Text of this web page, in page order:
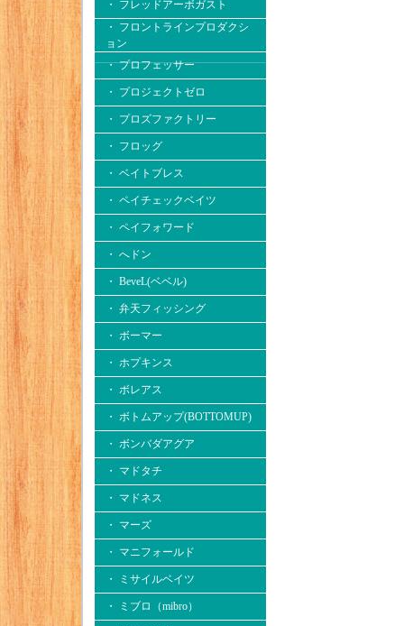
・ フレッドアーボガスト
・ フロントラインプロダクシ
ョン
・ プロフェッサー
・ プロジェクトゼロ
・ プロズファクトリー
・ フロッグ
・ ベイトブレス
・ ペイチェックベイツ
・ ペイフォワード
・ へドン
・ BeveL(ベベル)
・ 弁天フィッシング
・ ボーマー
・ ホプキンス
・ ボレアス
・ ボトムアップ(BOTTOMUP)
・ ボンバダアグア
・ マドタチ
・ マドネス
・ マーズ
・ マニフォールド
・ ミサイルベイツ
・ ミブロ（mibro）